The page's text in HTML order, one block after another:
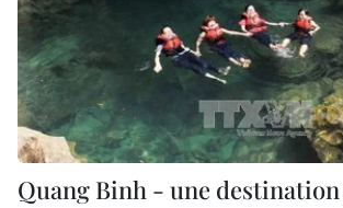
Quang Binh - une